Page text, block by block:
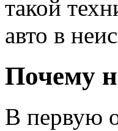
такой
авто в
Почему
В первую